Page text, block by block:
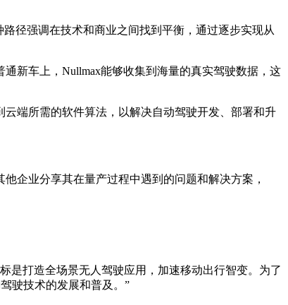
径强调在技术和商业之间找到平衡，通过逐步实现从
新车上，Nullmax能够收集到海量的真实驾驶数据，这
端所需的软件算法，以解决自动驾驶开发、部署和升
企业分享其在量产过程中遇到的问题和解决方案，
是打造全场景无人驾驶应用，加速移动出行智变。为了
驶技术的发展和普及。”